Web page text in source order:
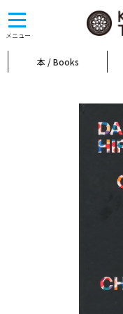
メニュー
toggle
navigation
本 / Books